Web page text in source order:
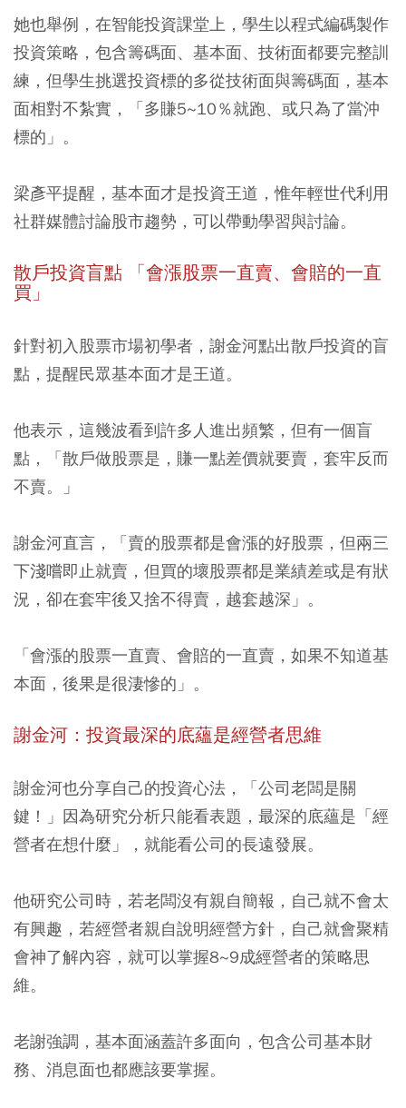
她也舉例，在智能投資課堂上，學生以程式編碼製作
投資策略，包含籌碼面、基本面、技術面都要完整訓
練，但學生挑選投資標的多從技術面與籌碼面，基本
面相對不紮實，「多賺5~10％就跑、或只為了當沖
標的」。
梁彥平提醒，基本面才是投資王道 ，惟年輕世代利用
社群媒體討論股市趨勢，可以帶動學習與討論。
散戶投資盲點 「會漲股票一直賣、會賠的一直
買」
針對初入股票市場初學者，謝金河點出散戶投資的盲
點，提醒民眾基本面才是王道。
他表示，這幾波看到許多人進出頻繁，但有一個盲
點，「散戶做股票是，賺一點差價就要賣，套牢反而
不賣。」
謝金河直言，「賣的股票都是會漲的好股票，但兩三
下淺嚐即止就賣，但買的壞股票都是業績差或是有狀
況，卻在套牢後又捨不得賣，越套越深」。
「會漲的股票一直賣、會賠的一直賣，如果不知道基
本面，後果是很淒慘的」。
謝金河：投資最深的底蘊是經營者思維
謝金河也分享自己的投資心法，「公司老闆是關
鍵！」因為研究分析只能看表題，最深的底蘊是「經
營者在想什麼」
，就能看公司的長遠發展。
他研究公司時，若老闆沒有親自簡報，自己就不會太
有興趣，若經營者親自說明經營方針，自己就會聚精
會神了解內容，就可以掌握8~9成經營者的策略思
維。
老謝強調，基本面涵蓋許多面向，包含公司基本財
務、消息面也都應該要掌握。